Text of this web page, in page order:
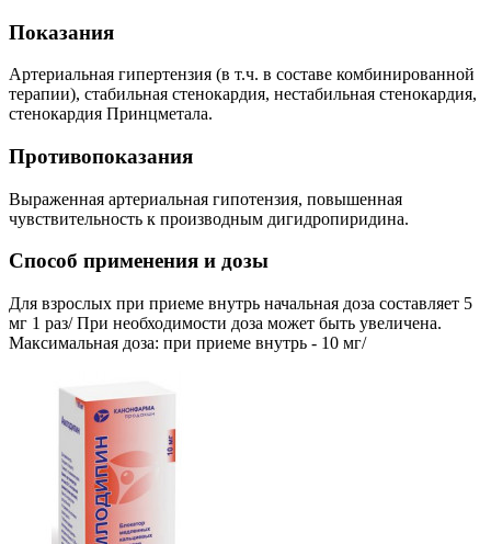
Показания
Артериальная гипертензия (в т.ч. в составе комбинированной
терапии), стабильная стенокардия, нестабильная стенокардия,
стенокардия Принцметала.
Противопоказания
Выраженная артериальная гипотензия, повышенная
чувствительность к производным дигидропиридина.
Способ применения и дозы
Для взрослых при приеме внутрь начальная доза составляет 5
мг 1 раз/ При необходимости доза может быть увеличена.
Максимальная доза: при приеме внутрь - 10 мг/